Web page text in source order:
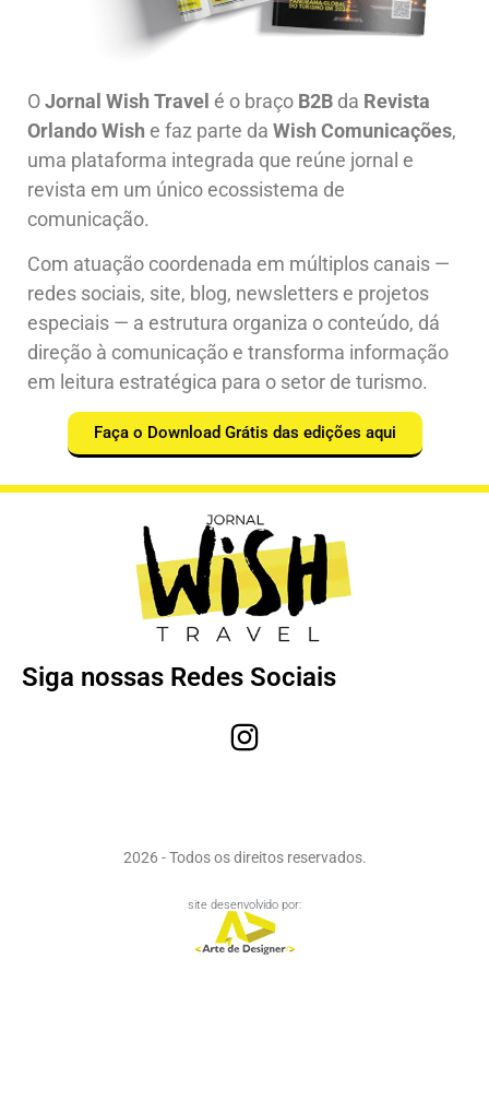
OJornal Wish Travel é o braço B2B da Revista
Orlando Wish e faz parte da Wish Comunicações,
uma plataforma integrada que reúne jornal e
revista em um único ecossistema de
comunicação.
Com atuação coordenada em múltiplos canais —
redes sociais, site, blog, newsletters e projetos
especiais — a estrutura organiza o conteúdo, dá
direção à comunicação e transforma informação
em leitura estratégica para o setor de turismo.
Faça o Download Grátis das edições aqui
Siga nossas Redes Sociais
2026 - Todos os direitos reservados.
site desenvolvido por: